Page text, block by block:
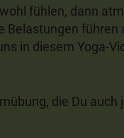
fühlen, dann
Belastungen
in diesem Yoga-
die Du